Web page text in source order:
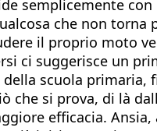
semplicemente
che non
il proprio moto
ci suggerisce un
scuola
che si prova, di là
efficacia.